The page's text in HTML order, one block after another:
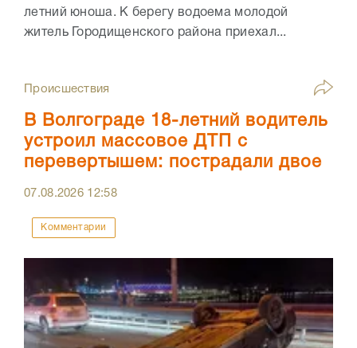
летний юноша. К берегу водоема молодой
житель Городищенского района приехал...
Происшествия
В Волгограде 18-летний водитель
устроил массовое ДТП с
перевертышем: пострадали двое
07.08.2026 12:58
Комментарии